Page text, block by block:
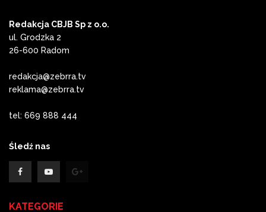
Redakcja CBJB Sp z o.o.
ul. Grodzka 2
26-600 Radom
redakcja@zebrra.tv
reklama@zebrra.tv
tel: 669 888 444
Śledź nas
KATEGORIE